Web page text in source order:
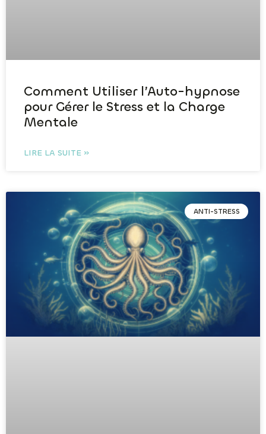
Comment Utiliser l’Auto-hypnose
pour Gérer le Stress et la Charge
Mentale
LIRE LA SUITE »
ANTI-STRESS